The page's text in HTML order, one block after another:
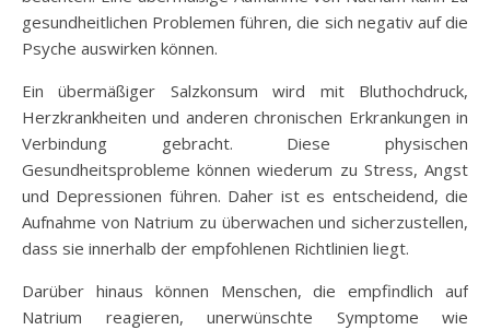
gesundheitlichen Problemen führen, die sich negativ auf die
Psyche auswirken können.
Ein übermäßiger Salzkonsum wird mit Bluthochdruck,
Herzkrankheiten und anderen chronischen Erkrankungen in
Verbindung gebracht. Diese physischen
Gesundheitsprobleme können wiederum zu Stress, Angst
und Depressionen führen. Daher ist es entscheidend, die
Aufnahme von Natrium zu überwachen und sicherzustellen,
dass sie innerhalb der empfohlenen Richtlinien liegt.
Darüber hinaus können Menschen, die empfindlich auf
Natrium reagieren, unerwünschte Symptome wie